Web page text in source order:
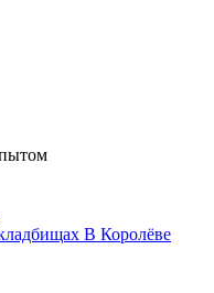
В Королёве